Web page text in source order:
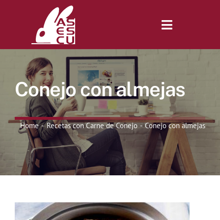
Toggle
Inicio
Revista
Tienda
Lonjas
Symposiums
Conejo con almejas
Home Recetas con Carne de Conejo Conejo con almejas